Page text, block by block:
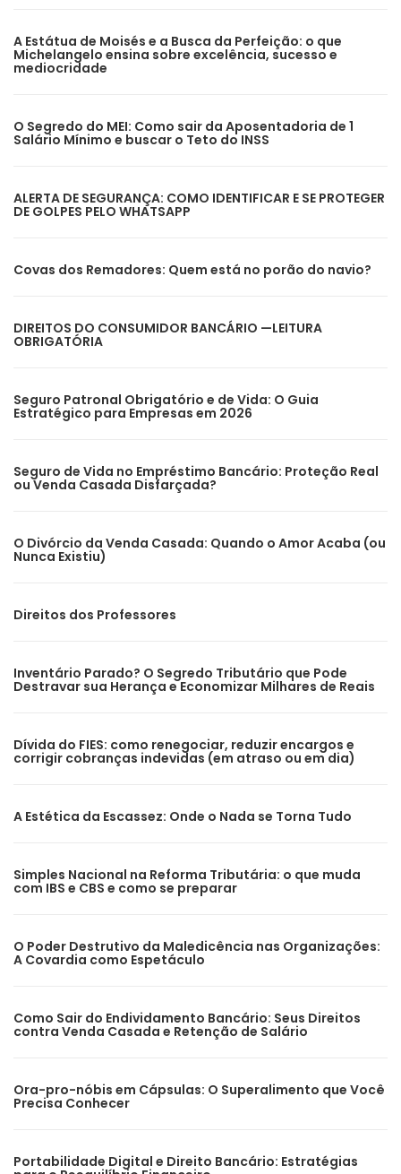
A Estátua de Moisés e a Busca da Perfeição: o que
Michelangelo ensina sobre excelência, sucesso e
mediocridade
O Segredo do MEI: Como sair da Aposentadoria de 1
Salário Mínimo e buscar o Teto do INSS
ALERTA DE SEGURANÇA: COMO IDENTIFICAR E SE PROTEGER
DE GOLPES PELO WHATSAPP
Covas dos Remadores: Quem está no porão do navio?
DIREITOS DO CONSUMIDOR BANCÁRIO —LEITURA
OBRIGATÓRIA
Seguro Patronal Obrigatório e de Vida: O Guia
Estratégico para Empresas em 2026
Seguro de Vida no Empréstimo Bancário: Proteção Real
ou Venda Casada Disfarçada?
O Divórcio da Venda Casada: Quando o Amor Acaba (ou
Nunca Existiu)
Direitos dos Professores
Inventário Parado? O Segredo Tributário que Pode
Destravar sua Herança e Economizar Milhares de Reais
Dívida do FIES: como renegociar, reduzir encargos e
corrigir cobranças indevidas (em atraso ou em dia)
A Estética da Escassez: Onde o Nada se Torna Tudo
Simples Nacional na Reforma Tributária: o que muda
com IBS e CBS e como se preparar
O Poder Destrutivo da Maledicência nas Organizações:
A Covardia como Espetáculo
Como Sair do Endividamento Bancário: Seus Direitos
contra Venda Casada e Retenção de Salário
Ora-pro-nóbis em Cápsulas: O Superalimento que Você
Precisa Conhecer
Portabilidade Digital e Direito Bancário: Estratégias